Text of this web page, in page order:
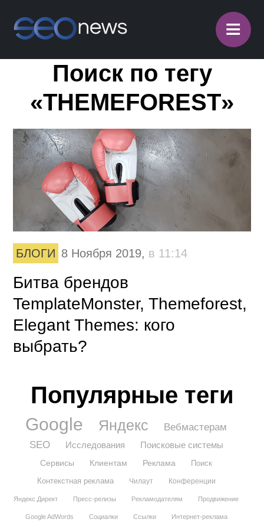
≡
Поиск по тегу
«THEMEFOREST»
БЛОГИ 8 Ноября 2019, в 11:14
Битва брендов
TemplateMonster, Themeforest,
Elegant Themes: кого
выбрать?
Популярные теги
Google Яндекс
Вебмастерам
SEO
Исследования Поисковые системы
Сервисы Клиентам Реклама
Поиск
Контекстная реклама
Чилаут Конференции
Яндекс.Директ Пресс-релизы Рекламодателям Продвижение
Google AdWords Социалки Ссылки Интернет-реклама